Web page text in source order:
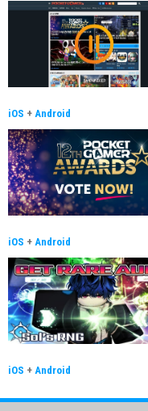
iOS + Android
iOS + Android
iOS + Android